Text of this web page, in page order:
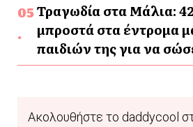
Τραγωδία στα Μάλια:
μπροστά στα έντρομα
παιδιών της για να
Ακολουθήστε το daddycool